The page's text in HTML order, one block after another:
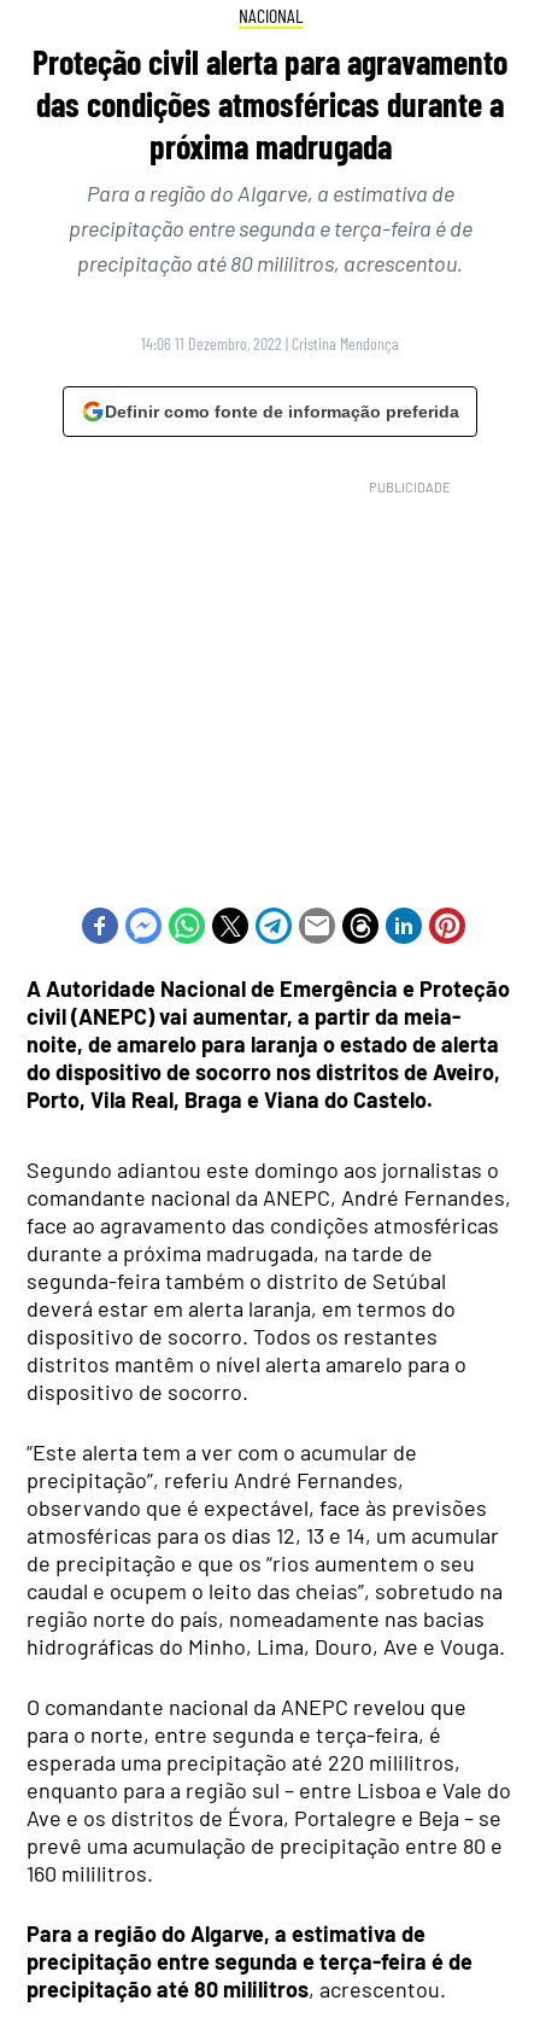
NACIONAL
Proteção civil alerta para agravamento
das condições atmosféricas durante a
próxima madrugada
Para a região do Algarve, a estimativa de
precipitação entre segunda e terça-feira é de
precipitação até 80 mililitros, acrescentou.
14:06 11 Dezembro, 2022 | Cristina Mendonça
Definir como fonte de informação preferida
A Autoridade Nacional de Emergência e Proteção
civil (ANEPC) vai aumentar, a partir da meia-
noite, de amarelo para laranja o estado de alerta
do dispositivo de socorro nos distritos de Aveiro,
Porto, Vila Real, Braga e Viana do Castelo.
Segundo adiantou este domingo aos jornalistas o
comandante nacional da ANEPC, André Fernandes,
face ao agravamento das condições atmosféricas
durante a próxima madrugada, na tarde de
segunda-feira também o distrito de Setúbal
deverá estar em alerta laranja, em termos do
dispositivo de socorro. Todos os restantes
distritos mantêm o nível alerta amarelo para o
dispositivo de socorro.
“Este alerta tem a ver com o acumular de
precipitação”, referiu André Fernandes,
observando que é expectável, face às previsões
atmosféricas para os dias 12, 13 e 14, um acumular
de precipitação e que os “rios aumentem o seu
caudal e ocupem o leito das cheias”, sobretudo na
região norte do país, nomeadamente nas bacias
hidrográficas do Minho, Lima, Douro, Ave e Vouga.
O comandante nacional da ANEPC revelou que
para o norte, entre segunda e terça-feira, é
esperada uma precipitação até 220 mililitros,
enquanto para a região sul – entre Lisboa e Vale do
Ave e os distritos de Évora, Portalegre e Beja – se
prevê uma acumulação de precipitação entre 80 e
160 mililitros.
Para a região do Algarve, a estimativa de
precipitação entre segunda e terça-feira é de
precipitação até 80 mililitros, acrescentou.